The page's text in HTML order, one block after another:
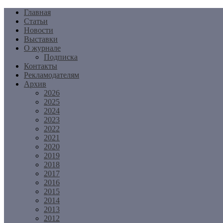
Перейти
содержимому
Главная
Статьи
Новости
Выставки
О журнале
Подписка
Контакты
Рекламодателям
Архив
2026
2025
2024
2023
2022
2021
2020
2019
2018
2017
2016
2015
2014
2013
2012